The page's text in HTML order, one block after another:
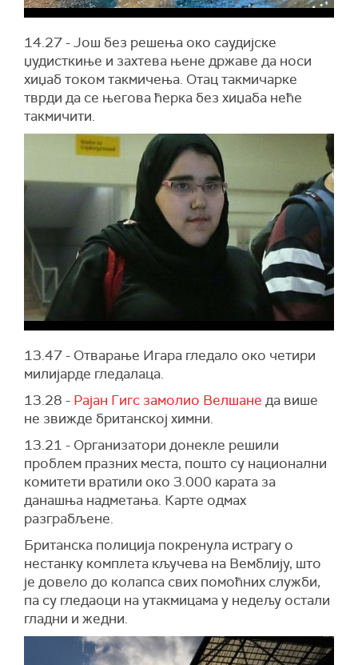
14.27 - Још без решења око саудијске
џудисткиње и захтева њене државе да носи
хиџаб током такмичења. Отац такмичарке
тврди да се његова ћерка без хиџаба неће
такмичити.
13.47 - Отварање Игара гледало око четири
милијарде гледалаца.
13.28 - Рајан Гигс замолио Велшане да више
не звижде британској химни.
13.21 - Организатори донекле решили
проблем празних места, пошто су национални
комитети вратили око 3.000 карата за
данашња надметања. Карте одмах
разграбљене.
Британска полиција покренула истрагу о
нестанку комплета кључева на Вемблију, што
је довело до колапса свих помоћних служби,
па су гледаоци на утакмицама у недељу остали
гладни и жедни.